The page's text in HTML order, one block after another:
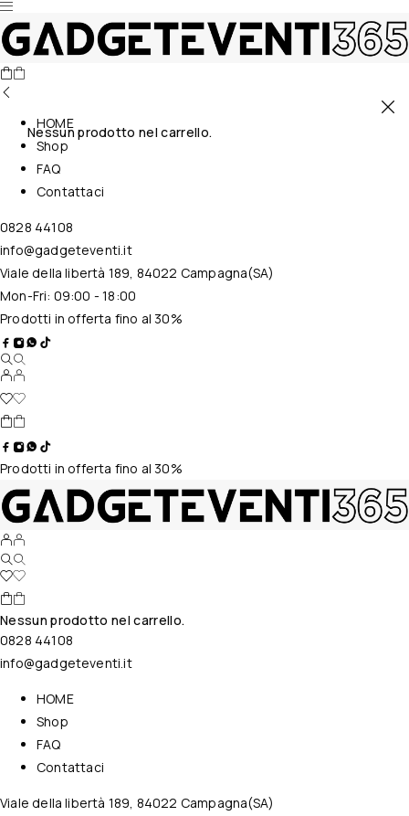
Nessun prodotto nel carrello.
HOME
Shop
FAQ
Contattaci
0828 44108
info@gadgeteventi.it
Viale della libertà 189, 84022 Campagna(SA)
Mon-Fri: 09:00 - 18:00
Prodotti in offerta fino al 30%
Prodotti in offerta fino al 30%
Nessun prodotto nel carrello.
0828 44108
info@gadgeteventi.it
HOME
Shop
FAQ
Contattaci
Viale della libertà 189, 84022 Campagna(SA)